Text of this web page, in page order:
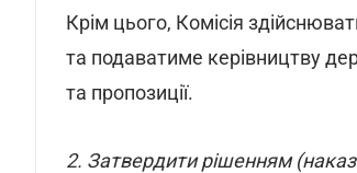
Крім цього, Комісія
та подаватиме керівництву
та пропозиції.
2. Затвердити рішенням